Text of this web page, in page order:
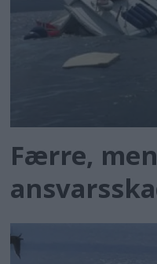
Færre,